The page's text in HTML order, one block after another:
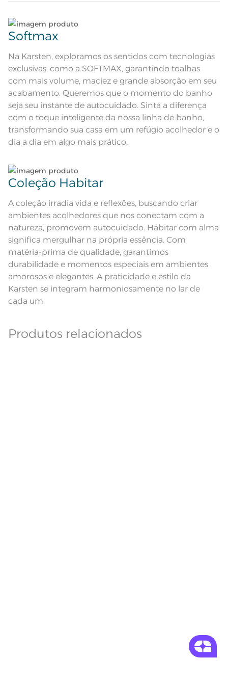
soft max; Barra em jacquard
Composição
Cor Urbano
Itens Inclusos 1 Toalha de Rosto
Medida 48cm x 80cm
Acabamento
Toque macio; Boa absorção; Pré-
encolhido; Antipiling; Tecnologia
Instruções de Lavagem
Observações
As imagens ambientadas são
meramente ilustrativas e tem
como objetivo sugerir composições
de uso, portanto, antes de finalizar
sua compra, verifique o campo de
variação de cor, de acordo com a
ou do aparelho celular. Consulte a
cor nas especificações técnicas do
produto.
Fios
Lave tipos de tecidos distintos separadamente;
ciclo;
Lave as peças no ciclo leve, suave ou delicado de
sua lavadora;
Enxágue as peças com bastante água;
Utilize a quantidade mínima de amaciante e sabão;
bem;
Softmax
Na Karsten, exploramos os sentidos com tecnologias
exclusivas, como a SOFTMAX, garantindo toalhas
com mais volume, maciez e grande absorção em seu
acabamento. Queremos que o momento do banho
seja seu instante de autocuidado. Sinta a diferença
com o toque inteligente da nossa linha de banho,
transformando sua casa em um refúgio acolhedor e o
dia a dia em algo mais prático.
Coleção Habitar
A coleção irradia vida e reflexões, buscando criar
ambientes acolhedores que nos conectam com a
natureza, promovem autocuidado. Habitar com alma
significa mergulhar na própria essência. Com
matéria-prima de qualidade, garantimos
durabilidade e momentos especiais em ambientes
amorosos e elegantes. A praticidade e estilo da
Karsten se integram harmoniosamente no lar de
cada um
Produtos relacionados